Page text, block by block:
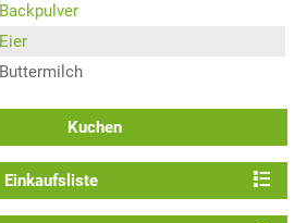
Backpulver
Eier
Buttermilch
Kuchen
Einkaufsliste